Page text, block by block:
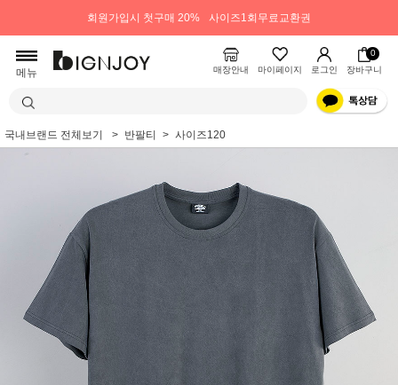
회원가입시 첫구매 20% 사이즈1회무료교환권
메뉴 매장안내 마이페이지 로그인
0
장바구니
국내브랜드 전체보기 반팔티 사이즈120